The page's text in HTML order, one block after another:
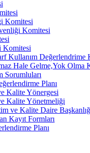
Komitesi
Komitesi
Komitesi
Kullanım Değerlendrime
Hale Gelme,Yok Olma
Sorumluları
Planı
Kalite Yönergesi
Kalite Yönetmeliği
ve Kalite Daire
Kayıt Formları
Planı